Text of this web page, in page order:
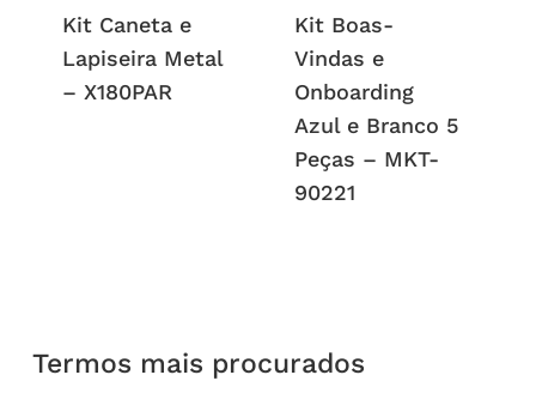
Kit Caneta e
Lapiseira Metal
– X180PAR
Kit Boas-
Vindas e
Onboarding
Azul e Branco 5
Peças – MKT-
90221
Termos mais procurados